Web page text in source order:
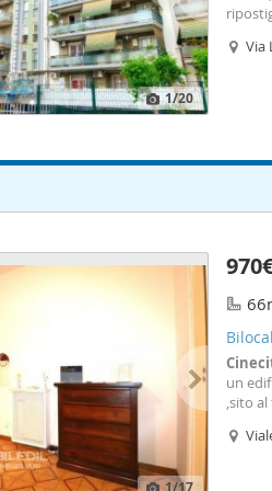
1/20
a Via
1/17
un
,sito